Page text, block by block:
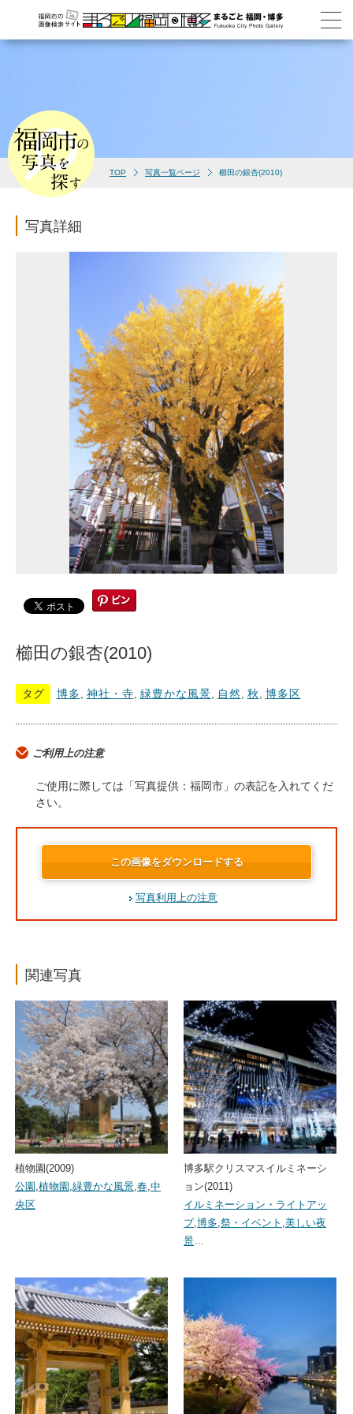
TOP 写真一覧ページ 櫛田の銀杏(2010)
写真詳細
櫛田の銀杏(2010)
タグ 博多 神社・寺 緑豊かな風景 自然 秋 博多区
ご利用上の注意
ご使用に際しては「写真提供：福岡市」の表記を入れてくだ
さい。
この画像をダウンロードする
写真利用上の注意
関連写真
植物園(2009)
公園 ,植物園 ,緑豊かな風景,春,中
央区
博多駅クリスマスイルミネーシ
ョン(2011)
イルミネーション・ライトアッ
プ,博多,祭・イベント ,美しい夜
景…